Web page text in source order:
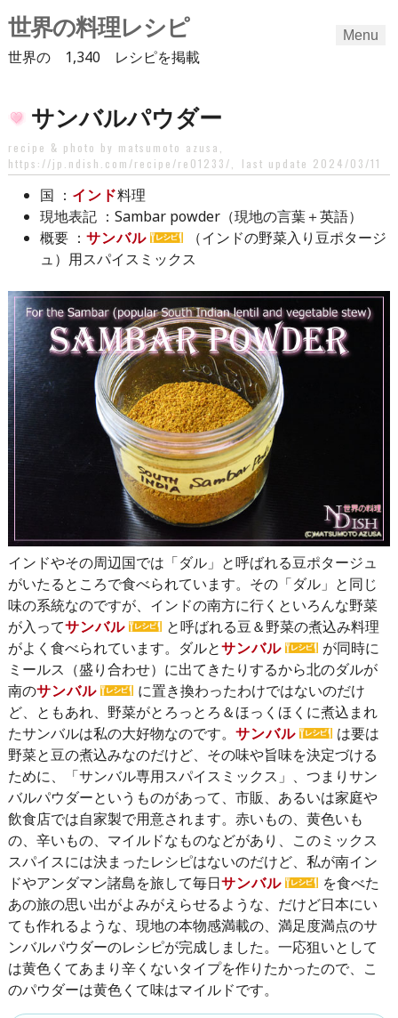
世界の料理レシピ
世界の 1,340 レシピを掲載
Menu
to サンバルパウダー
recipe & photo by matsumoto azusa,
https://jp.ndish.com/recipe/re01233/
last update 2024/03/11
国 ： インド料理
現地表記 ：Sambar powder（現地の言葉＋英語）
概要 ： サンバル
（インドの野菜入り豆ポタージ
ュ）用スパイスミックス
インドやその周辺国では「ダル」と呼ばれる豆ポタージュ
がいたるところで食べられています。その「ダル」と同じ
味の系統なのですが、インドの南方に行くといろんな野菜
が入ってサンバル
と呼ばれる豆＆野菜の煮込み料理
がよく食べられています。ダルとサンバル
が同時に
ミールス（盛り合わせ）に出てきたりするから北のダルが
南のサンバル
に置き換わったわけではないのだけ
ど、ともあれ、野菜がとろっとろ＆ほっくほくに煮込まれ
たサンバルは私の大好物なのです。 サンバル
は要は
野菜と豆の煮込みなのだけど、その味や旨味を決定づける
ために、「サンバル専用スパイスミックス」、つまりサン
バルパウダーというものがあって、市販、あるいは家庭や
飲食店では自家製で用意されます。赤いもの、黄色いも
の、辛いもの、マイルドなものなどがあり、このミックス
スパイスには決まったレシピはないのだけど、私が南イン
ドやアンダマン諸島を旅して毎日サンバル
を食べた
あの旅の思い出がよみがえらせるような、だけど日本にい
ても作れるような、現地の本物感満載の、満足度満点のサ
ンバルパウダーのレシピが完成しました。一応狙いとして
は黄色くてあまり辛くないタイプを作りたかったので、こ
のパウダーは黄色くて味はマイルドです。